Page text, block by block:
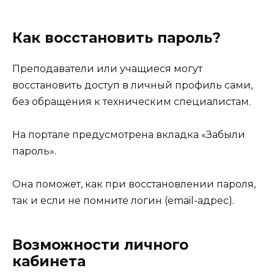
Как восстановить пароль?
Преподаватели или учащиеся могут
восстановить доступ в личный профиль сами,
без обращения к техническим специалистам.
На портале предусмотрена вкладка «Забыли
пароль».
Она поможет, как при восстановлении пароля,
так и если не помните логин (email-адрес).
Возможности личного
кабинета